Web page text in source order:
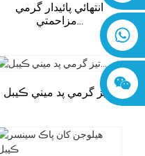
8618019377761
انتهائي پائيدار گرمي
مزاحمتي...
تيز گرمي پد ميني ڪيبل...